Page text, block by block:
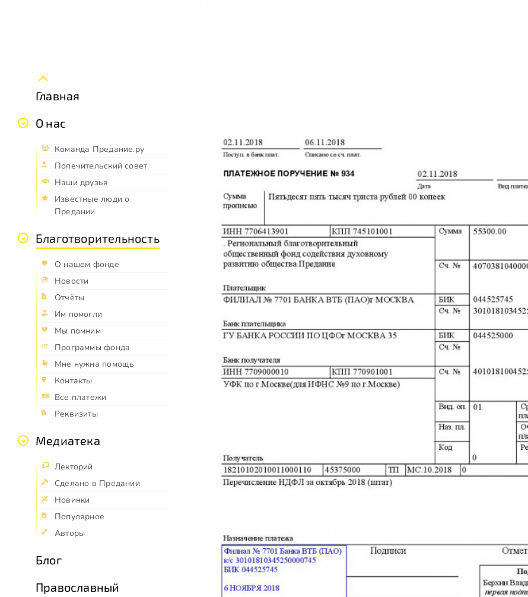
Главная
О нас
Команда Предание.ру
Попечительский совет
Наши друзья
Известные люди о
Предании
Благотворительность
О нашем фонде
Новости
Отчёты
Им помогли
Мы помним
Программы фонда
Мне нужна помощь
Контакты
Все платежи
Реквизиты
Медиатека
Лекторий
Сделано в Предании
Новинки
Популярное
Авторы
Блог
Православный